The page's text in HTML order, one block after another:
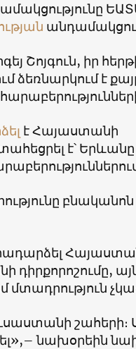
Շոյգուն, իր
է
է Հայաստանի
է՝ Երևանը
բնականոն
դիրքորոշումը, այն
նախօրեին